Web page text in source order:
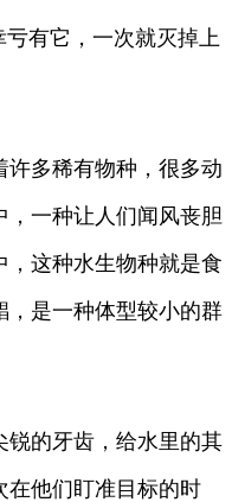
有它，一次就灭掉上
多稀有物种，很多动
一种让人们闻风丧胆
，这种水生物种就是食
，是一种体型较小的群
锐的牙齿，给水里的其
在他们盯准目标的时